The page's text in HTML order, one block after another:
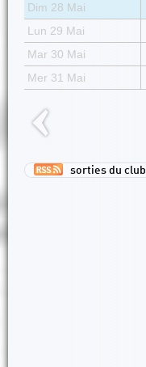
Dim 28 Mai
Lun 29 Mai
Mar 30 Mai
Mer 31 Mai
sorties du club